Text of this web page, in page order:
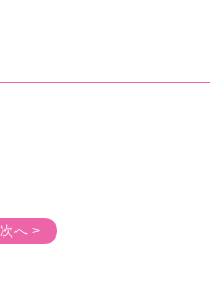
次へ >